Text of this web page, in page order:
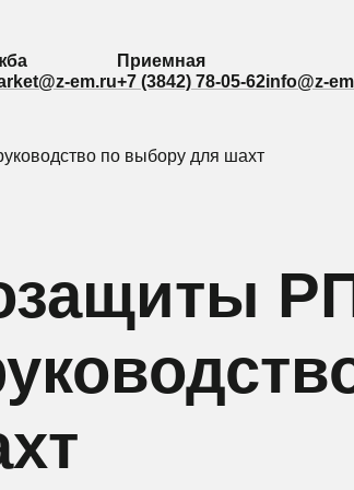
em.ru
Приемная
+7 (3842) 78-05-62info@z-
em.ru
Приемная
+7 (3842) 78-05-62info@z-
по выбору для шахт